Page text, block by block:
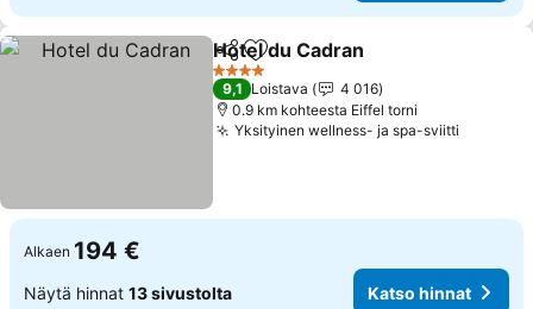
Jaa Lisää suosikkeihin
Hotel du Cadran
4 Tähtiluokitus
9,1 Loistava
4 016
0.9 km kohteesta Eiffel torni
Yksityinen wellness- ja spa-sviitti
Alkaen 194 €
Näytä hinnat 13 sivustolta Katso hinnat